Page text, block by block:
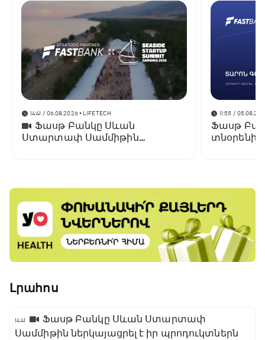
14:41 / 06.08.2026• LIFETECH
Ֆասթ Բանկը Սևան
Ստարտափ Սամմիթին
11:55 /
Ֆասթ
տնօրենի
Լրահոս
14:41
Ֆասթ Բանկը Սևան Ստարտափ
Սամմիթին ներկայացրել է իր պրոդուկտներն